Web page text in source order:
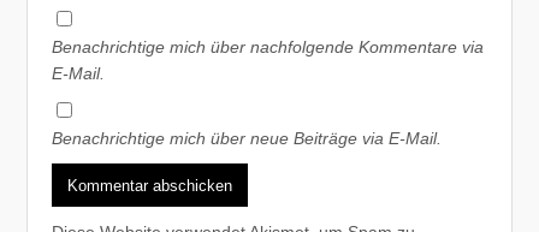
Benachrichtige mich über nachfolgende Kommentare via
E-Mail.
Benachrichtige mich über neue Beiträge via E-Mail.